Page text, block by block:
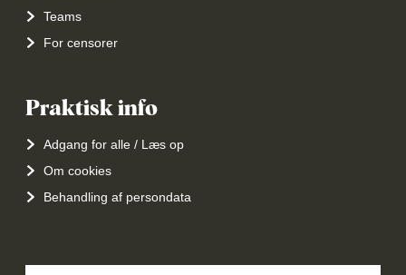
Teams
For censorer
Praktisk info
Adgang for alle / Læs op
Om cookies
Behandling af persondata